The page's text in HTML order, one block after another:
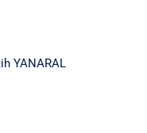
YANARAL